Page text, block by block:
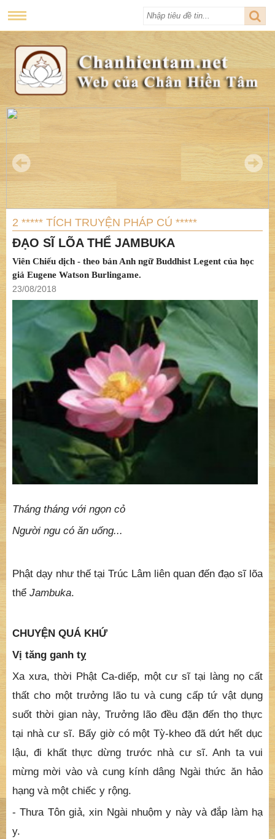
2 ***** TÍCH TRUYỆN PHÁP CÚ *****
ĐẠO SĨ LÕA THỂ JAMBUKA
Viên Chiếu dịch - theo bản Anh ngữ Buddhist Legent của học
giả Eugene Watson Burlingame.
23/08/2018
Tháng tháng với ngọn cỏ
Người ngu có ăn uống...
Phật dạy như thế tại Trúc Lâm liên quan đến đạo sĩ lõa
thể Jambuka.
CHUYỆN QUÁ KHỨ
Vị tăng ganh tỵ
Xa xưa, thời Phật Ca-diếp, một cư sĩ tại làng nọ cất
thất cho một trưởng lão tu và cung cấp tứ vật dụng
suốt thời gian này, Trưởng lão đều đặn đến thọ thực
tại nhà cư sĩ. Bấy giờ có một Tỳ-kheo đã dứt hết dục
lậu, đi khất thực dừng trước nhà cư sĩ. Anh ta vui
mừng mời vào và cung kính dâng Ngài thức ăn hảo
hạng và một chiếc y rộng.
- Thưa Tôn giả, xin Ngài nhuộm y này và đắp làm hạ
y.